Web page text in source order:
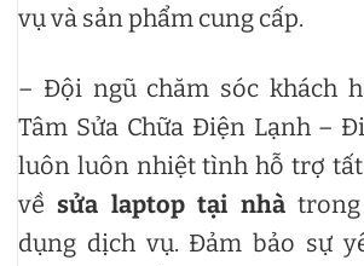
vụ và sản phẩm cung cấp.
– Đội ngũ chăm sóc khách
Tâm Sửa Chữa Điện Lạnh –
luôn luôn nhiệt tình hỗ trợ tất
vềsửa laptop tại nhàtrong
dụng dịch vụ. Đảm bảo sự